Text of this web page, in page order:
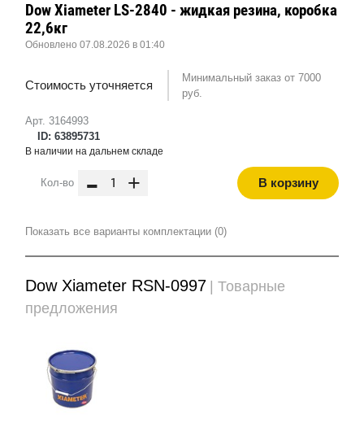
Арт. 3164993
ID: 63895731
Dow Xiameter LS-2840 - жидкая резина, коробка
22,6кг
Обновлено 07.08.2026 в 01:40
Стоимость уточняется
Минимальный заказ от 7000
руб.
В наличии на дальнем складе
Кол-во - + В корзину
Показать все варианты комплектации (0)
Dow Xiameter RSN-0997
| Товарные
предложения